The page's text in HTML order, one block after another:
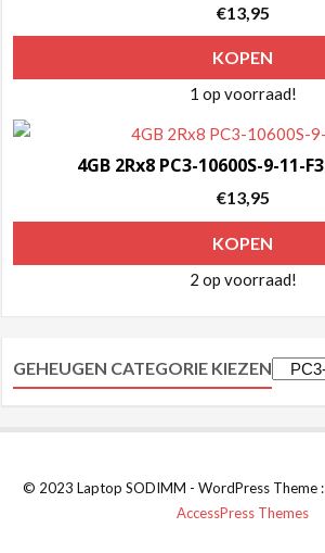
€13,95
KOPEN
1 op voorraad!
4GB 2Rx8 PC3-10600S-9-11-
€13,95
KOPEN
2 op voorraad!
GEHEUGEN CATEGORIE KIEZEN
© 2023 Laptop SODIMM - WordPress Theme :
AccessPress Themes